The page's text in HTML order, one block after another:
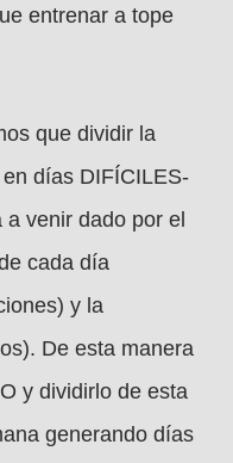
entrenar a tope
que dividir la
días DIFÍCILES-
a venir dado por el
cada día
y la
De esta manera
y dividirlo de esta
generando días